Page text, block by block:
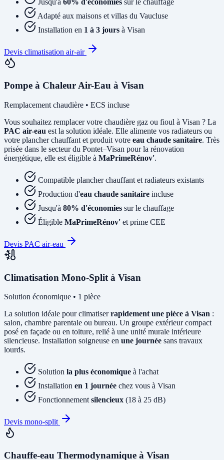
Jusqu'à 60% d'économies sur le chauffage
Adapté aux maisons et villas du Vaucluse
Installation en 1 à 3 jours à Visan
Devis climatisation air-air
Pompe à Chaleur Air-Eau à Visan
Remplacement chaudière • ECS incluse
Vous souhaitez remplacer votre chaudière gaz ou fioul à Visan ? La
PAC air-eau est la solution idéale. Elle alimente vos radiateurs ou
votre plancher chauffant et produit votre eau chaude sanitaire. Très
prisée dans le secteur du Pontet–Visan pour la rénovation
énergétique, elle est éligible à MaPrimeRénov'.
Compatible plancher chauffant et radiateurs existants
Production d'eau chaude sanitaire incluse
Jusqu'à 80% d'économies sur le chauffage
Éligible MaPrimeRénov' et prime CEE
Devis PAC air-eau
Climatisation Mono-Split à Visan
Solution économique • 1 pièce
La solution idéale pour climatiserrapidement une pièce à Visan :
salon, chambre parentale ou bureau. Un groupe extérieur compact
posé en façade ou en toiture, relié à une unité murale intérieure
silencieuse. Installation soigneuse en une journée sans travaux
lourds.
Solution la plus économique à l'achat
Installation en 1 journée chez vous à Visan
Fonctionnement silencieux (18 à 25 dB)
Devis mono-split
Chauffe-eau Thermodynamique à Visan